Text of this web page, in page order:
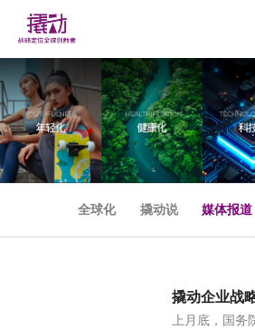
全球化 撬动说 媒体报道